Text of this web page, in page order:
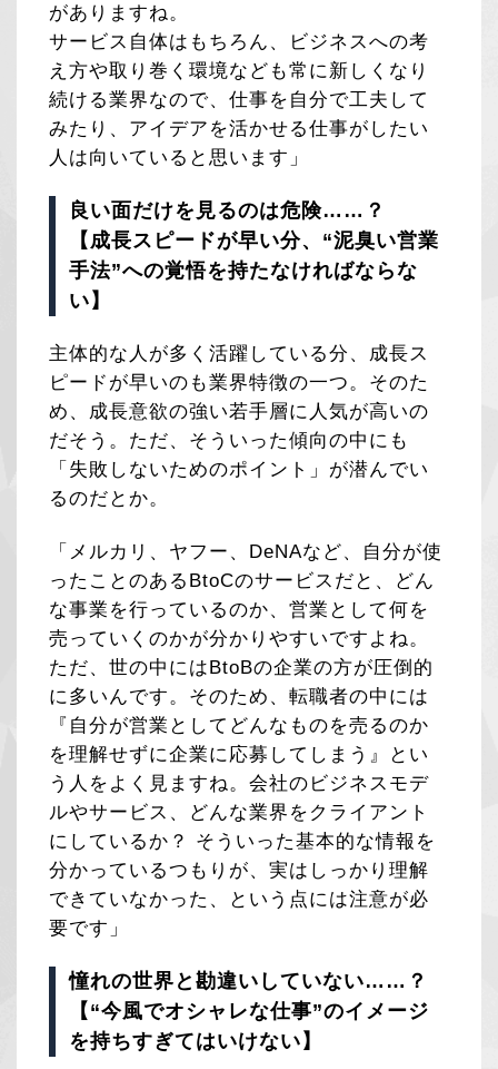
がありますね。
サービス自体はもちろん、ビジネスへの考
え方や取り巻く環境なども常に新しくなり
続ける業界なので、仕事を自分で工夫して
みたり、アイデアを活かせる仕事がしたい
人は向いていると思います」
良い面だけを見るのは危険……？
【成長スピードが早い分、“泥臭い営業
手法”への覚悟を持たなければならな
い】
主体的な人が多く活躍している分、成長ス
ピードが早いのも業界特徴の一つ。そのた
め、成長意欲の強い若手層に人気が高いの
だそう。ただ、そういった傾向の中にも
「失敗しないためのポイント」が潜んでい
るのだとか。
「メルカリ、ヤフー、DeNAなど、自分が使
ったことのあるBtoCのサービスだと、どん
な事業を行っているのか、営業として何を
売っていくのかが分かりやすいですよね。
ただ、世の中にはBtoBの企業の方が圧倒的
に多いんです。そのため、転職者の中には
『自分が営業としてどんなものを売るのか
を理解せずに企業に応募してしまう』とい
う人をよく見ますね。会社のビジネスモデ
ルやサービス、どんな業界をクライアント
にしているか？ そういった基本的な情報を
分かっているつもりが、実はしっかり理解
できていなかった、という点には注意が必
要です」
憧れの世界と勘違いしていない……？
【“今風でオシャレな仕事”のイメージ
を持ちすぎてはいけない】